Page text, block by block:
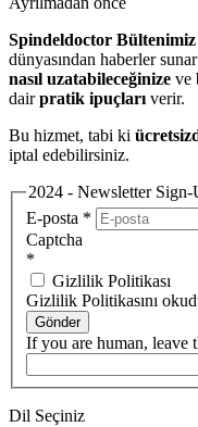
Spindeldoctor Bültenimiz
dünyasından haberler
nasıl uzatabileceğinize ve
dairpratik ipuçları verir.
Bu hizmet, tabi ki
iptal edebilirsiniz.
2024 - Newsletter Sign-
E-posta *
Captcha
*
Gizlilik Politikası
Gizlilik Politikasını
Gönder
If you are human, leave
Dil Seçiniz